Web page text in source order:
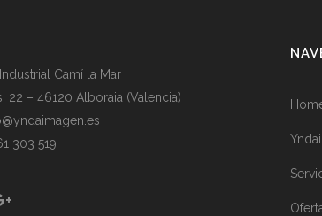
Camí la Mar
22 – 46120 Alboraia (Valencia)
303 519